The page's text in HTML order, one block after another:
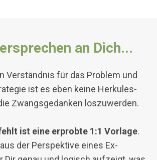
an Dich...
Verständnis für das Problem und
ist es eben keine Herkules-
Zwangsgedanken loszuwerden.
ist eine erprobte 1:1 Vorlage.
der Perspektive eines Ex-